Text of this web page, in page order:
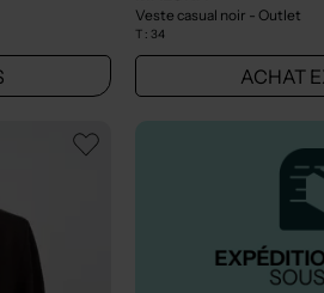
Veste casual noir - Outlet
T : 34
ACHAT